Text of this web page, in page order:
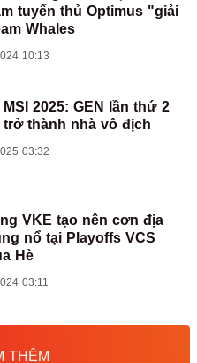
tuyển thủ Optimus "giải
Whales
10:13
MSI 2025: GEN lần thứ 2
trở thành nhà vô địch
03:32
VKE tạo nên cơn địa
nổ tại Playoffs VCS
Hè
03:11
THÊM